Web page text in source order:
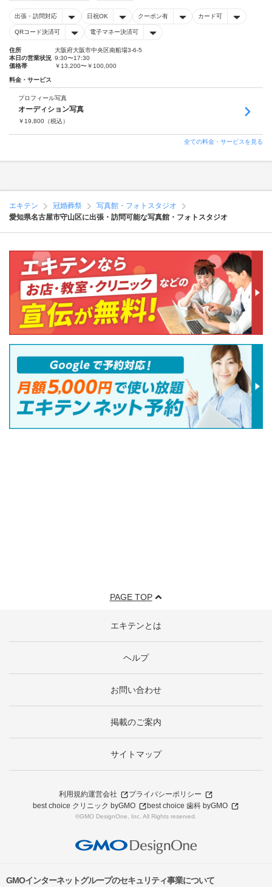
出張・訪問対応 日祝OK クーポン有 カード可
QRコード決済可 電子マネー決済可
住所
大阪府大阪市中央区南船場3-6-5
本日の営業状況 9:30〜17:30
価格帯
￥13,200〜￥100,000
料金・サービス
プロフィール写真
オーディション写真
￥ 19,800 （税込）
全ての料金・サービスを見る
エキテン 冠婚葬祭
写真館・フォトスタジオ
愛知県名古屋市守山区に出張・訪問可能な写真館・フォトスタジオ
PAGE TOP
エキテンとは
ヘルプ
お問い合わせ
掲載のご案内
サイトマップ
利用規約運営会社
プライバシーポリシー
best choice クリニック byGMO
best choice 歯科 byGMO
©GMO DesignOne, Inc. All Rights reserved.
GMOインターネットグループのセキュリティ事業について